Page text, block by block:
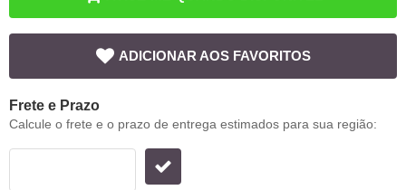
ADICIONAR AOS FAVORITOS
Frete e Prazo
Calcule o frete e o prazo de entrega estimados para sua região: